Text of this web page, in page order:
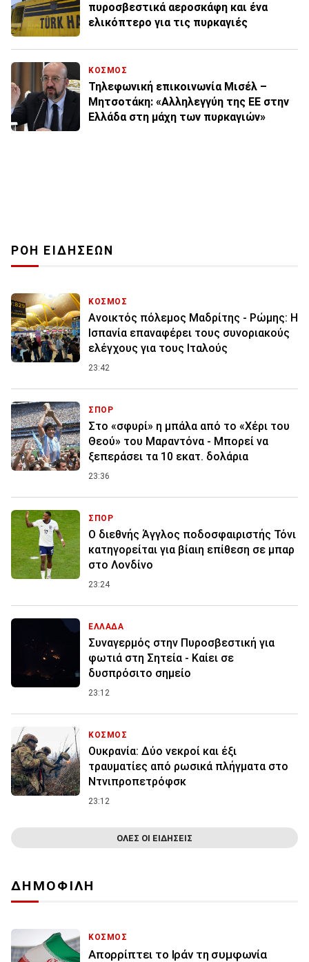
πυροσβεστικά αεροσκάφη και ένα
ελικόπτερο για τις πυρκαγιές
ΚΟΣΜΟΣ
Τηλεφωνική επικοινωνία Μισέλ –
Μητσοτάκη: «Αλληλεγγύη της ΕΕ στην
Ελλάδα στη μάχη των πυρκαγιών»
ΡΟΗ ΕΙΔΗΣΕΩΝ
ΚΟΣΜΟΣ
Ανοικτός πόλεμος Μαδρίτης - Ρώμης: Η
Ισπανία επαναφέρει τους συνοριακούς
ελέγχους για τους Ιταλούς
23:42
ΣΠΟΡ
Στο «σφυρί» η μπάλα από το «Χέρι του
Θεού» του Μαραντόνα - Μπορεί να
ξεπεράσει τα 10 εκατ. δολάρια
23:36
ΣΠΟΡ
Ο διεθνής Άγγλος ποδοσφαιριστής Τόνι
κατηγορείται για βίαιη επίθεση σε μπαρ
στο Λονδίνο
23:24
ΕΛΛΑΔΑ
Συναγερμός στην Πυροσβεστική για
φωτιά στη Σητεία - Καίει σε
δυσπρόσιτο σημείο
23:12
ΚΟΣΜΟΣ
Ουκρανία: Δύο νεκροί και έξι
τραυματίες από ρωσικά πλήγματα στο
Ντνιπροπετρόφσκ
23:12
ΟΛΕΣ ΟΙ ΕΙΔΗΣΕΙΣ
ΔΗΜΟΦΙΛΗ
ΚΟΣΜΟΣ
Απορρίπτει το Ιράν τη συμφωνία